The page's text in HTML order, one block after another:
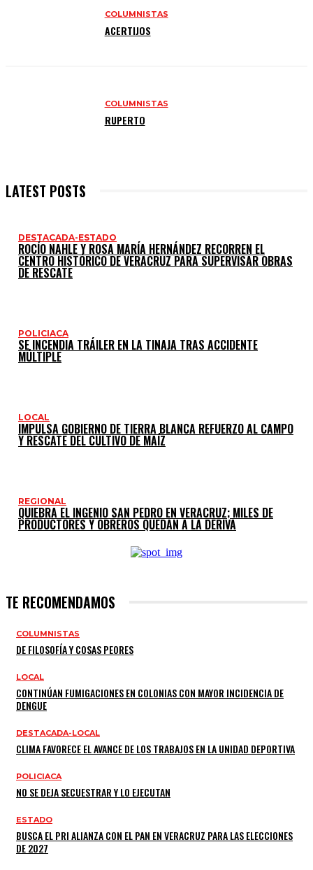
COLUMNISTAS
ACERTIJOS
COLUMNISTAS
RUPERTO
LATEST POSTS
DESTACADA-ESTADO
ROCÍO NAHLE Y ROSA MARÍA HERNÁNDEZ RECORREN EL
CENTRO HISTÓRICO DE VERACRUZ PARA SUPERVISAR OBRAS
DE RESCATE
POLICIACA
SE INCENDIA TRÁILER EN LA TINAJA TRAS ACCIDENTE
MÚLTIPLE
LOCAL
IMPULSA GOBIERNO DE TIERRA BLANCA REFUERZO AL CAMPO
Y RESCATE DEL CULTIVO DE MAÍZ
REGIONAL
QUIEBRA EL INGENIO SAN PEDRO EN VERACRUZ; MILES DE
PRODUCTORES Y OBREROS QUEDAN A LA DERIVA
TE RECOMENDAMOS
COLUMNISTAS
DE FILOSOFÍA Y COSAS PEORES
LOCAL
CONTINÚAN FUMIGACIONES EN COLONIAS CON MAYOR INCIDENCIA DE
DENGUE
DESTACADA-LOCAL
CLIMA FAVORECE EL AVANCE DE LOS TRABAJOS EN LA UNIDAD DEPORTIVA
POLICIACA
NO SE DEJA SECUESTRAR Y LO EJECUTAN
ESTADO
BUSCA EL PRI ALIANZA CON EL PAN EN VERACRUZ PARA LAS ELECCIONES
DE 2027